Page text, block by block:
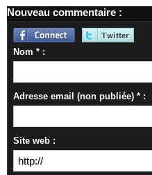
Nouveau commentaire :
Nom * :
Adresse email (non publiée) * :
Site web :